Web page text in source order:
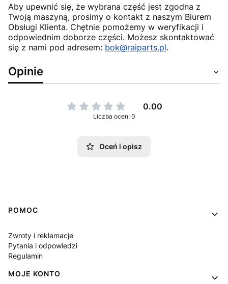
Aby upewnić się, że wybrana część jest zgodna z
Twoją maszyną, prosimy o kontakt z naszym Biurem
Obsługi Klienta. Chętnie pomożemy w weryfikacji i
odpowiednim doborze części. Możesz skontaktować
się z nami pod adresem: bok@raiparts.pl.
Opinie
0.00
Liczba ocen: 0
Oceń i opisz
Linki w stopce
POMOC
Zwroty i reklamacje
Pytania i odpowiedzi
Regulamin
MOJE KONTO